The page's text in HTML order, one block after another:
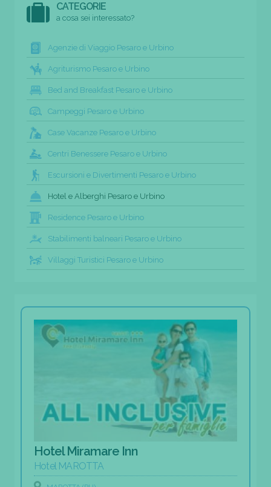
CATEGORIE
a cosa sei interessato?
Agenzie di Viaggio Pesaro e Urbino
Agriturismo Pesaro e Urbino
Bed and Breakfast Pesaro e Urbino
Campeggi Pesaro e Urbino
Case Vacanze Pesaro e Urbino
Centri Benessere Pesaro e Urbino
Escursioni e Divertimenti Pesaro e Urbino
Hotel e Alberghi Pesaro e Urbino
Residence Pesaro e Urbino
Stabilimenti balneari Pesaro e Urbino
Villaggi Turistici Pesaro e Urbino
Hotel Miramare Inn
Hotel MAROTTA